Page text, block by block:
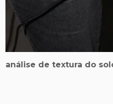
análise de textura do